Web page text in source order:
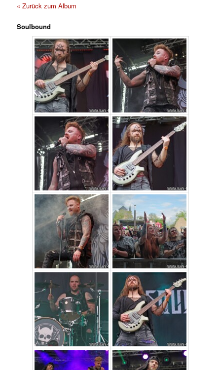
« Zurück zum Album
Soulbound